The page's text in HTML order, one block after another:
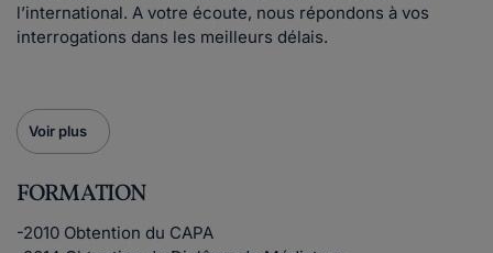
l’international. A votre écoute, nous répondons à vos
interrogations dans les meilleurs délais.
Voir plus
FORMATION
-2010 Obtention du CAPA